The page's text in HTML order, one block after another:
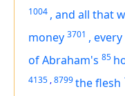
1004 , and all that
money 3701 ,
of Abraham's 85
4135 ,8799the flesh